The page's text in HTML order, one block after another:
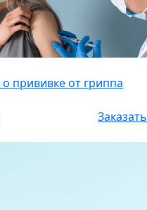
прививке от гриппа
Заказать